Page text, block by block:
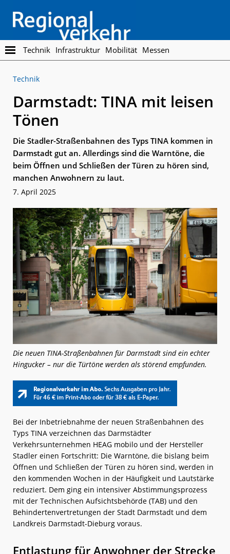
main
content
footer
Regionalverkehr
Die
Fachzeitschrift
den
Personennahverkehr
Technik Infrastruktur Mobilität Messen
Technik
Darmstadt: TINA mit leisen
Tönen
Die Stadler-Straßenbahnen des Typs TINA kommen in
Darmstadt gut an. Allerdings sind die Warntöne, die
beim Öffnen und Schließen der Türen zu hören sind,
manchen Anwohnern zu laut.
7. April 2025
Die neuen TINA-Straßenbahnen für Darmstadt sind ein echter
Hingucker – nur die Türtöne werden als störend empfunden.
Bei der Inbetriebnahme der neuen Straßenbahnen des
Typs TINA verzeichnen das Darmstädter
Verkehrsunternehmen HEAG mobilo und der Hersteller
Stadler einen Fortschritt: Die Warntöne, die bislang beim
Öffnen und Schließen der Türen zu hören sind, werden in
den kommenden Wochen in der Häufigkeit und Lautstärke
reduziert. Dem ging ein intensiver Abstimmungsprozess
mit der Technischen Aufsichtsbehörde (TAB) und den
Behindertenvertretungen der Stadt Darmstadt und dem
Landkreis Darmstadt-Dieburg voraus.
Entlastung für Anwohner der Strecke